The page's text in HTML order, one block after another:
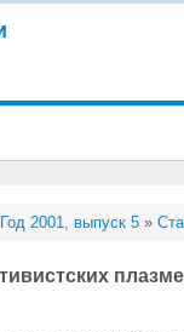
Год 2001, выпуск 5 »